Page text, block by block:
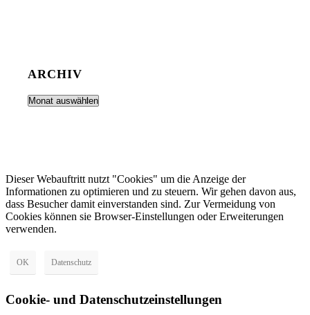
ARCHIV
Dieser Webauftritt nutzt "Cookies" um die Anzeige der
Informationen zu optimieren und zu steuern. Wir gehen davon aus,
dass Besucher damit einverstanden sind. Zur Vermeidung von
Cookies können sie Browser-Einstellungen oder Erweiterungen
verwenden.
OK Datenschutz
Cookie- und Datenschutzeinstellungen